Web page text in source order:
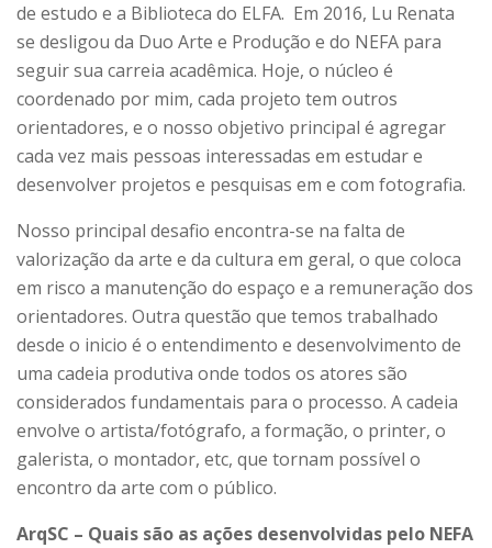
de estudo e a Biblioteca do ELFA. Em 2016, Lu Renata
se desligou da Duo Arte e Produção e do NEFA para
seguir sua carreia acadêmica. Hoje, o núcleo é
coordenado por mim, cada projeto tem outros
orientadores, e o nosso objetivo principal é agregar
cada vez mais pessoas interessadas em estudar e
desenvolver projetos e pesquisas em e com fotografia.
Nosso principal desafio encontra-se na falta de
valorização da arte e da cultura em geral, o que coloca
em risco a manutenção do espaço e a remuneração dos
orientadores. Outra questão que temos trabalhado
desde o inicio é o entendimento e desenvolvimento de
uma cadeia produtiva onde todos os atores são
considerados fundamentais para o processo. A cadeia
envolve o artista/fotógrafo, a formação, o printer, o
galerista, o montador, etc, que tornam possível o
encontro da arte com o público.
ArqSC – Quais são as ações desenvolvidas pelo NEFA